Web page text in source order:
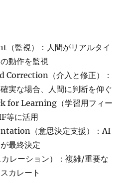
監視）：人間がリアルタイ
動作を監視
（介入と修正）：
実な場合、人間に判断を仰ぐ
for Learning（学習用フィー
等に活用
（意思決定支援）：AI
最終決定
レーション）：複雑/重要な
カレート